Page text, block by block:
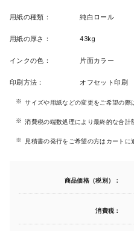
用紙の種類： 純白ロール
用紙の厚さ： 43kg
インクの色： 片面カラー
印刷方法： オフセット印刷
サイズや用紙などの変更をご希望の際
消費税の端数処理により最終的な合計
見積書の発行をご希望の方はカートに
商品価格（税別）：
消費税：